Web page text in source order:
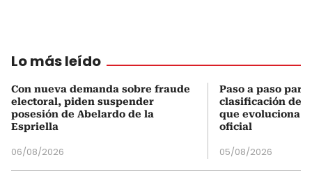
Lo más leído
Con nueva demanda sobre fraude
electoral, piden suspender
posesión de Abelardo de la
Espriella
06/08/2026
Paso a paso
clasificación del
que evoluciona
oficial
05/08/2026